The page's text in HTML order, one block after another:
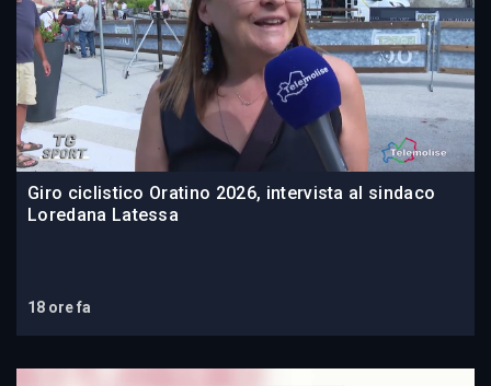
Giro ciclistico Oratino 2026, intervista al sindaco
Loredana Latessa
18 ore fa